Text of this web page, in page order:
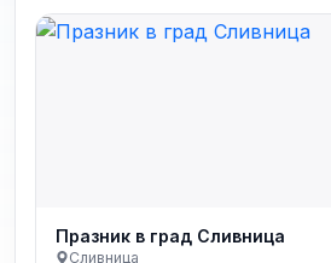
Празник в град Сливница
Сливница